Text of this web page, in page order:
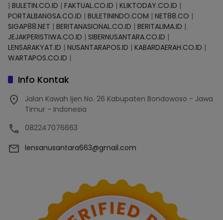
| BULETIN.CO.ID | FAKTUAL.CO.ID | KLIKTODAY.CO.ID |
PORTALBANGSA.CO.ID | BULETININDO.COM | NET88.CO |
SIGAP88.NET | BERITANASIONAL.CO.ID | BERITALIMA.ID |
JEJAKPERISTIWA.CO.ID | SIBERNUSANTARA.CO.ID |
LENSARAKYAT.ID | NUSANTARAPOS.ID | KABARDAERAH.CO.ID |
WARTAPOS.CO.ID |
Info Kontak
Jalan Kawah Ijen No. 26 Kabupaten Bondowoso - Jawa
Timur - Indonesia
082247076663
lensanusantara663@gmail.com